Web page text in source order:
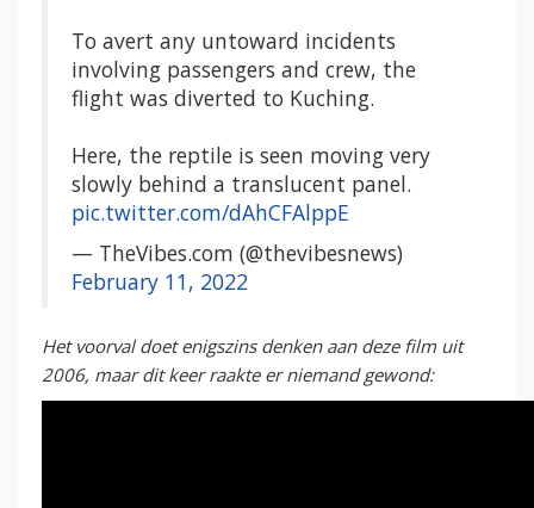
To avert any untoward incidents
involving passengers and crew, the
flight was diverted to Kuching.
Here, the reptile is seen moving very
slowly behind a translucent panel.
pic.twitter.com/dAhCFAlppE
— TheVibes.com (@thevibesnews)
February 11, 2022
Het voorval doet enigszins denken aan deze film uit
2006, maar dit keer raakte er niemand gewond: